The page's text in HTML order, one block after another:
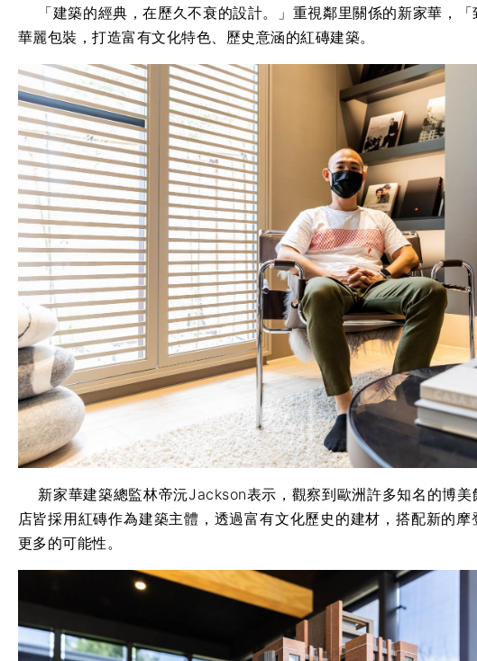
「建築的經典，在歷久不衰的設計。」重視鄰里關係的新家華，「
華麗包裝，打造富有文化特色、歷史意涵的紅磚建築。
新家華建築總監林帝沅Jackson表示，觀察到歐洲許多知名的博美
店皆採用紅磚作為建築主體，透過富有文化歷史的建材，搭配新的
更多的可能性。